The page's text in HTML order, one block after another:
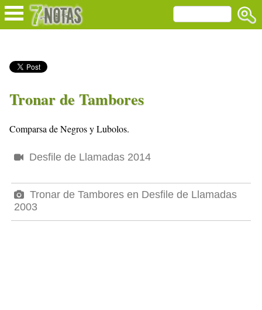
Tronar de Tambores
Comparsa de Negros y Lubolos.
Desfile de Llamadas 2014
Tronar de Tambores en Desfile de Llamadas
2003